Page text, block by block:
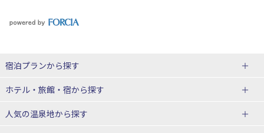
宿泊プランから探す
北海道
東北
ホテル・旅館・宿から探す
北海道ホテル・旅館
人気の温泉地から探す